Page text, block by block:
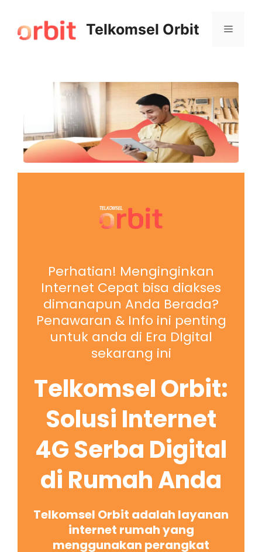
Telkomsel Orbit
Perhatian! Menginginkan
Internet Cepat bisa diakses
dimanapun Anda Berada?
Penawaran & Info ini penting
untuk anda di Era DIgital
sekarang ini
Telkomsel Orbit:
Solusi Internet
4G Serba Digital
di Rumah Anda
Telkomsel Orbit adalah layanan
internet rumah yang
menggunakan perangkat